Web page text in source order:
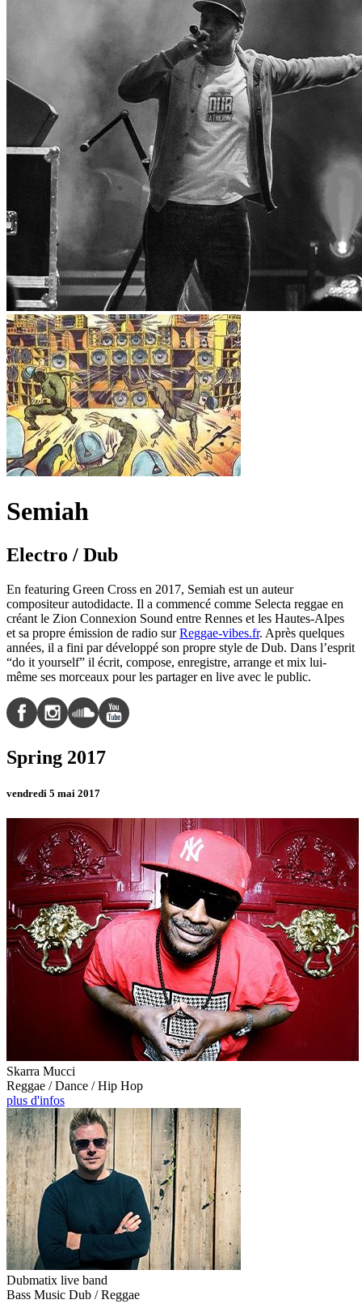
Semiah
Electro / Dub
En featuring Green Cross en 2017, Semiah est un auteur
compositeur autodidacte. Il a commencé comme Selecta reggae en
créant le Zion Connexion Sound entre Rennes et les Hautes-Alpes
et sa propre émission de radio surReggae-vibes.fr. Après quelques
années, il a fini par développé son propre style de Dub. Dans l’esprit
“do it yourself” il écrit, compose, enregistre, arrange et mix lui-
même ses morceaux pour les partager en live avec le public.
Spring 2017
vendredi 5 mai 2017
Skarra Mucci
Reggae / Dance / Hip Hop
plus d'infos
Dubmatix live band
Bass Music Dub / Reggae